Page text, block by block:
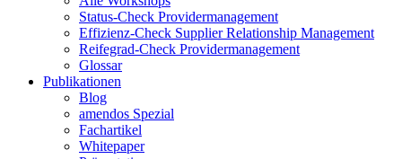
Status-Check Providermanagement
Effizienz-Check Supplier Relationship Management
Reifegrad-Check Providermanagement
Glossar
Publikationen
Blog
amendos Spezial
Fachartikel
Whitepaper